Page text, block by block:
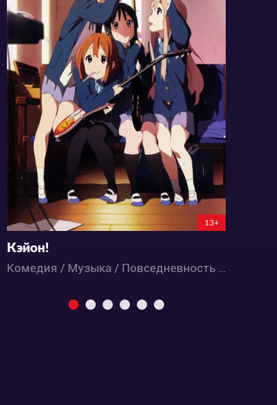
13+
Кэйон!
Комедия / Музыка / Повседневность / Сёнэн / Школа / Аниме